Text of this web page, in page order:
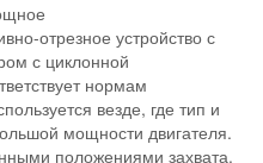
отрезное устройство с
с циклонной
нормам
везде, где тип и
мощности двигателя.
положениями захвата.